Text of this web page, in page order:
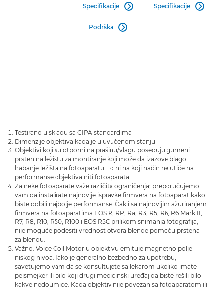
Specifikacije 
Podrška 
Specifikacije 
Testirano u skladu sa CIPA standardima
Dimenzije objektiva kada je u uvučenom stanju
Objektivi koji su otporni na prašinu/vlagu poseduju gumeni
prsten na ležištu za montiranje koji može da izazove blago
habanje ležišta na fotoaparatu. To ni na koji način ne utiče na
performanse objektiva niti fotoaparata.
Za neke fotoaparate važe različita ograničenja; preporučujemo
vam da instalirate najnovije ispravke firmvera na fotoaparat kako
biste dobili najbolje performanse. Čak i sa najnovijim ažuriranjem
firmvera na fotoaparatima EOS R, RP, Ra, R3, R5, R6, R6 Mark II,
R7, R8, R10, R50, R100 i EOS R5C prilikom snimanja fotografija,
nije moguće podesiti vrednost otvora blende pomoću prstena
za blendu.
Važno: Voice Coil Motor u objektivu emituje magnetno polje
niskog nivoa. Iako je generalno bezbedno za upotrebu,
savetujemo vam da se konsultujete sa lekarom ukoliko imate
pejsmejker ili bilo koji drugi medicinski uređaj da biste rešili bilo
kakve nedoumice. Kada objektiv nije povezan sa fotoaparatom ili